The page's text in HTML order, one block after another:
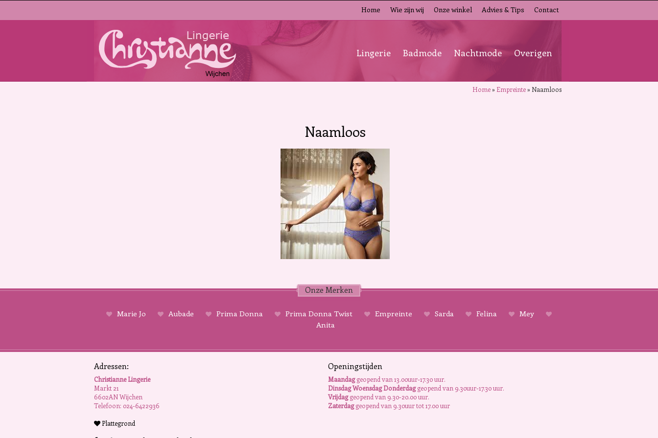
Home Wie zijn wij Onze winkel Advies & Tips Contact
Lingerie Badmode Nachtmode Overigen
Home»Empreinte»Naamloos
Naamloos
Onze Merken
Marie Jo Aubade Prima Donna Prima Donna Twist Empreinte Sarda Felina
Mey
Anita
Adressen:
Christianne Lingerie
Markt 21
6602AN Wijchen
Telefoon: 024-6422936
Plattegrond
Openingstijden
Maandaggeopend van 13.00uur-17.30 uur.
Dinsdag Woensdag Donderdaggeopend van 9.30uur-17.30 uur.
Vrijdaggeopend van 9.30-20.00 uur.
Zaterdaggeopend van 9.30uur tot 17.00 uur